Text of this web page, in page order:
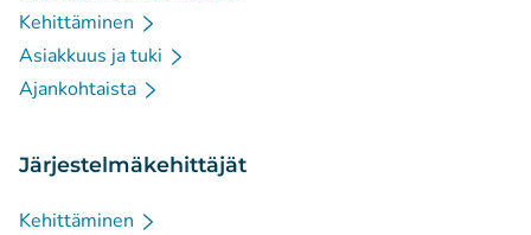
Kehittäminen
Asiakkuus ja tuki
Ajankohtaista
Järjestelmäkehittäjät
Kehittäminen